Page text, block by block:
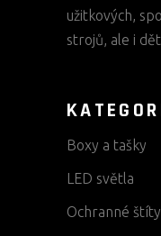
užitkových,
strojů, ale i
Boxy a tašky
LED světla
Ochranné štíty